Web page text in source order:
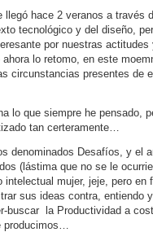
Pensamientos
de
Pandemia…
llegó hace 2 veranos a través
tecnológico y del diseño,
por nuestras
lo retomo, en este
circunstancias presentes de
lo que siempre he pensado,
tan certeramente…
denominados Desafíos, y el
(lástima que no se le
intelectual mujer, jeje, pero en
sus ideas contra, entiendo
buscar la Productividad a
producimos…